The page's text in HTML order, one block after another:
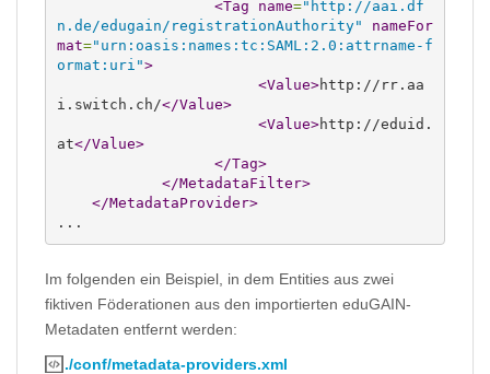
<Tag
name="http://aai.df
n.de/edugain/registrationAuthority"
nameFor
mat="urn:oasis:names:tc:SAML:2.0:attrname-f
ormat:uri">
<Value>http://rr.aa
i.switch.ch/</Value>
<Value>http://eduid.
at</Value>
</Tag>
</MetadataFilter>
</MetadataProvider>
...
Im folgenden ein Beispiel, in dem Entities aus zwei
fiktiven Föderationen aus den importierten eduGAIN-
Metadaten entfernt werden:
./conf/metadata-providers.xml